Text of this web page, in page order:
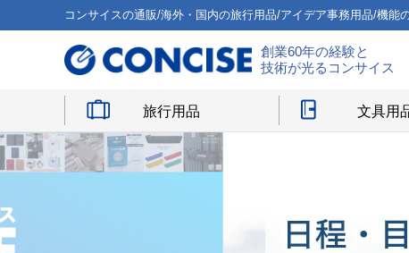
コンサイスの通販/海外・国内の旅行用品/アイデア事務用品/機能
創業60年の経験と
技術が光るコンサイス
旅行用品 文具用